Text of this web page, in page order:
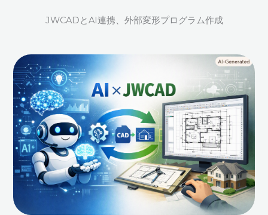
JWCADとAI連携、外部変形プログラム作成